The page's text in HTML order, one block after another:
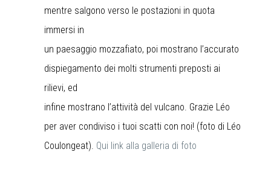
mentre salgono verso le postazioni in quota
immersi in
un paesaggio mozzafiato, poi mostrano l’accurato
dispiegamento dei molti strumenti preposti ai
rilievi, ed
infine mostrano l’attività del vulcano. Grazie Léo
per aver condiviso i tuoi scatti con noi! (foto di Léo
Coulongeat). Qui link alla galleria di foto